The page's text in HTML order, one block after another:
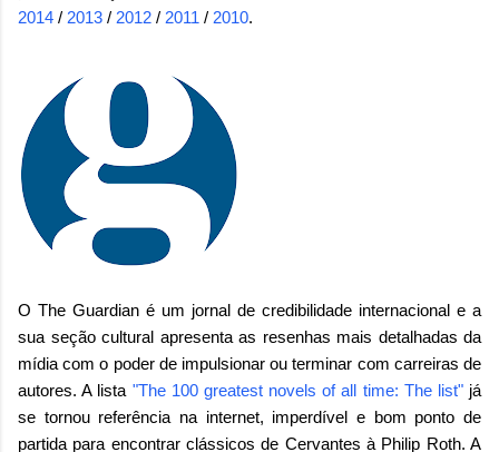
2014 / 2013 / 2012 / 2011 / 2010.
O The Guardian é um jornal de credibilidade internacional e a
sua seção cultural apresenta as resenhas mais detalhadas da
mídia com o poder de impulsionar ou terminar com carreiras de
autores. A lista "The 100 greatest novels of all time: The list"já
se tornou referência na internet, imperdível e bom ponto de
partida para encontrar clássicos de Cervantes à Philip Roth. A